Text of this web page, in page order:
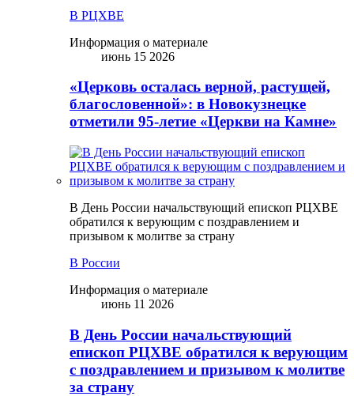
В РЦХВЕ
Информация о материале
июнь 15 2026
«Церковь осталась верной, растущей,
благословенной»: в Новокузнецке
отметили 95-летие «Церкви на Камне»
В День России начальствующий епископ РЦХВЕ
обратился к верующим с поздравлением и
призывом к молитве за страну
В России
Информация о материале
июнь 11 2026
В День России начальствующий
епископ РЦХВЕ обратился к верующим
с поздравлением и призывом к молитве
за страну